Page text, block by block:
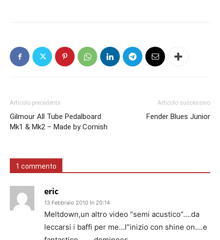
Articolo precedente
Gilmour All Tube Pedalboard
Mk1 & Mk2 – Made by Cornish
Articolo successivo
Fender Blues Junior
1 commento
eric
13 Febbraio 2010 In 20:14
Meltdown,un altro video “semi acustico”….da
leccarsi i baffi per me…l”inizio con shine on….e